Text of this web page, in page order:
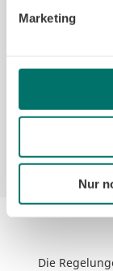
beschränken
Minimum, um die
Marketing
Nur
Ausnahmen
im Konflikt
Übrigens: Die
Die